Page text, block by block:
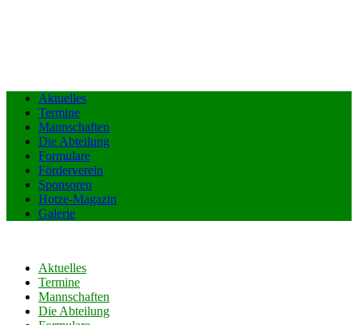
Aktuelles
Termine
Mannschaften
Die Abteilung
Formulare
Förderverein
Sponsoren
Hotze-Magazin
Galerie
Aktuelles
Termine
Mannschaften
Die Abteilung